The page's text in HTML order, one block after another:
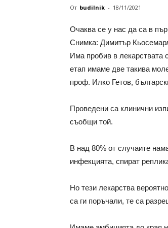
От budilnik - 18/11/2021
Очаква се у нас да са в
Снимка: Димитър
Има пробив в лекарствата
етап имаме две такива
проф. Илко Гетов,
Проведени са клинични
съобщи той.
В над 80% от случаите
инфекцията, спират
Но тези лекарства
са ги поръчали, те са